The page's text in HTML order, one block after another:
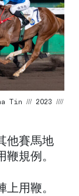
Tin /// 2023 ////
他賽馬地
規例。
上用鞭。